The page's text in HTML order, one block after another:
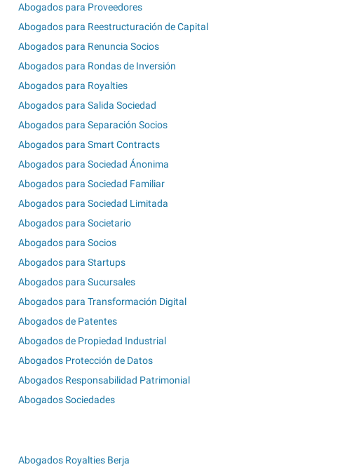
Abogados para Proveedores
Abogados para Reestructuración de Capital
Abogados para Renuncia Socios
Abogados para Rondas de Inversión
Abogados para Royalties
Abogados para Salida Sociedad
Abogados para Separación Socios
Abogados para Smart Contracts
Abogados para Sociedad Ánonima
Abogados para Sociedad Familiar
Abogados para Sociedad Limitada
Abogados para Societario
Abogados para Socios
Abogados para Startups
Abogados para Sucursales
Abogados para Transformación Digital
Abogados de Patentes
Abogados de Propiedad Industrial
Abogados Protección de Datos
Abogados Responsabilidad Patrimonial
Abogados Sociedades
Abogados Royalties Berja